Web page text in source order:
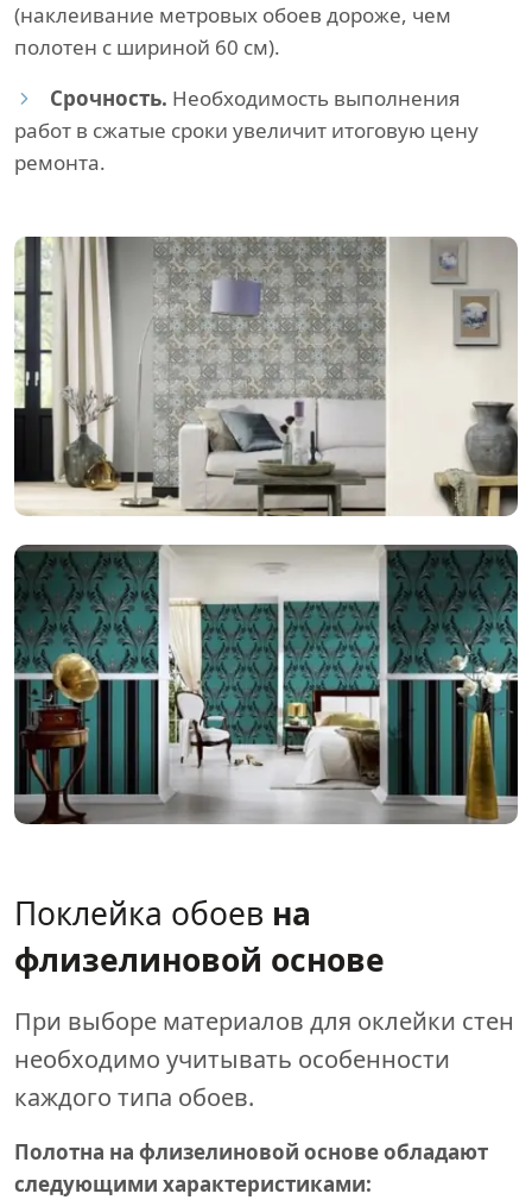
(наклеивание метровых обоев дороже, чем
полотен с шириной 60 см).
Срочность. Необходимость выполнения
работ в сжатые сроки увеличит итоговую цену
ремонта.
Поклейка обоев на
флизелиновой основе
При выборе материалов для оклейки стен
необходимо учитывать особенности
каждого типа обоев.
Полотна на флизелиновой основе обладают
следующими характеристиками: